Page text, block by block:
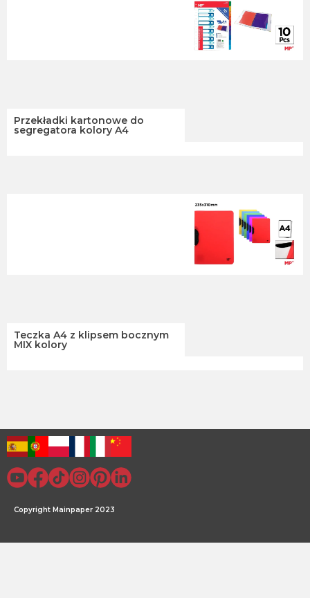
Przekładki kartonowe do
segregatora kolory A4
Teczka A4 z klipsem bocznym
MIX kolory
Copyright Mainpaper 2023